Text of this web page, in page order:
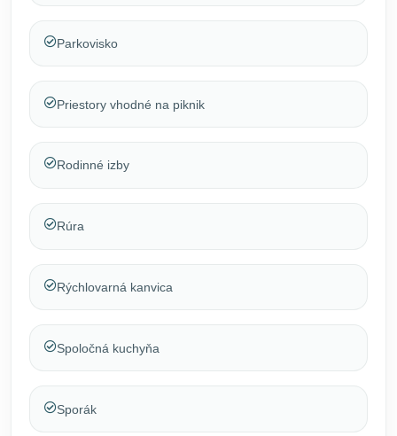
Parkovisko
Priestory vhodné na piknik
Rodinné izby
Rúra
Rýchlovarná kanvica
Spoločná kuchyňa
Sporák